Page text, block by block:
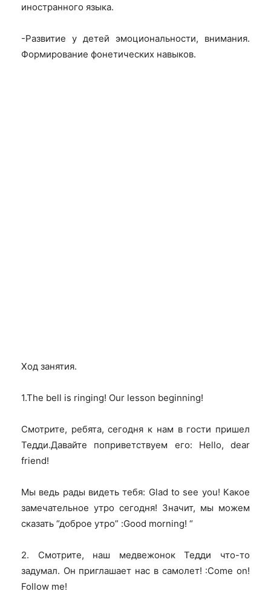
иностранного языка.
-Развитие у детей эмоциональности, внимания.
Формирование фонетических навыков.
Ход занятия.
1.The bell is ringing! Our lesson beginning!
Смотрите, ребята, сегодня к нам в гости пришел
Тедди.Давайте поприветствуем его: Hello, dear
friend!
Мы ведь рады видеть тебя: Glad to see you! Какое
замечательное утро сегодня! Значит, мы можем
сказать “доброе утро” :Good morning! “
2. Смотрите, наш медвежонок Тедди что-то
задумал. Он приглашает нас в самолет! :Come on!
Follow me!